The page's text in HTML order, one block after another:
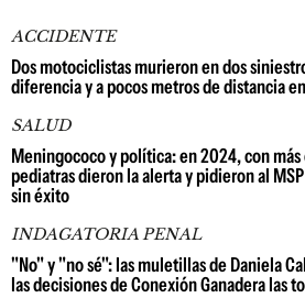
ACCIDENTE
Dos motociclistas murieron en dos
diferencia y a pocos metros de distancia
SALUD
Meningococo y política: en 2024, con más
pediatras dieron la alerta y pidieron al
sin éxito
INDAGATORIA PENAL
"No" y "no sé": las muletillas de Daniela
las decisiones de Conexión Ganadera las